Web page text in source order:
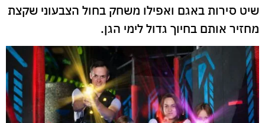
שיט סירות באגם ואפילו משחק בחול הצבעוני שקצת
מחזיר אותם בחיוך גדול לימי הגן.